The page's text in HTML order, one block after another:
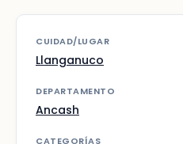
CUIDAD/LUGAR
Llanganuco
DEPARTAMENTO
Ancash
CATEGORÍAS